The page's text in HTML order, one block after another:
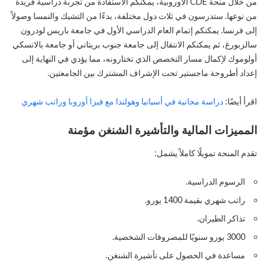
من نوعها. ستدرسون في ثلاث دول مختلفة، بدءًا من التشيك والنمسا وصولاً
إلى فرنسا. يمكنكم إتمام العام الدراسي الأول في جامعة باريس لودرون
سالزبورغ، ثم يمكنكم الانتقال إلى جامعة جنوب بريتاني أو جامعة بالاتسكي
أولوموك لإكمال مسار التخصص الذي تختارونه، مما يؤدي في النهاية إلى
إعداد أطروحة ماجستير تحت الإشراف المشترك بين الجامعتين.
اقرأ أيضًا: دراسة مجانية في أسبانيا وهولندا مع فيزا أوروبا وراتب شهري
المميزات المالية والتأشيرة الشنغن مؤمنة
تقدم المنحة تمويلًا كاملاً يشمل:
الرسوم الدراسية.
راتب شهري بقيمة 1400 يورو.
تذاكر الطيران.
3000 يورو سنويًا للمصروفات الشخصية.
مساعدة في الحصول على تأشيرة الشنغن.